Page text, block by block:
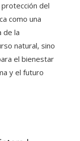
del
como una
de la
natural, sino
el bienestar
y el futuro